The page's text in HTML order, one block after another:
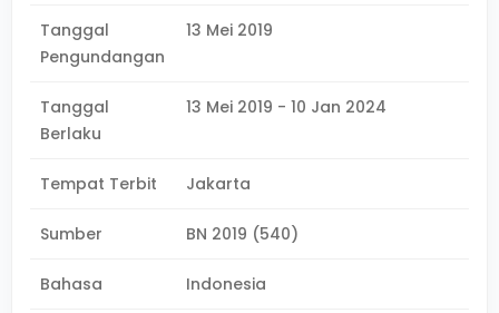
Tanggal
Pengundangan
13 Mei 2019
Tanggal
Berlaku
13 Mei 2019 - 10 Jan 2024
Tempat Terbit Jakarta
Sumber BN 2019 (540)
Bahasa Indonesia